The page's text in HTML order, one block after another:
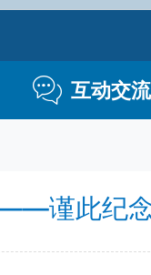
互动交流
谨此纪